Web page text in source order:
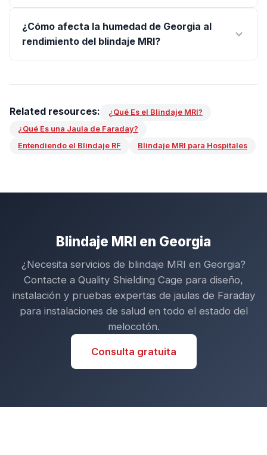
¿Cómo afecta la humedad de Georgia al
rendimiento del blindaje MRI?
Related resources:
¿Qué Es el Blindaje MRI?
¿Qué Es una Jaula de Faraday?
Entendiendo el Blindaje RF
Blindaje MRI para Hospitales
Blindaje MRI en Georgia
¿Necesita servicios de blindaje MRI en Georgia?
Contacte a Quality Shielding Cage para diseño,
instalación y pruebas expertas de jaulas de Faraday
para instalaciones de salud en todo el estado del
melocotón.
Consulta gratuita